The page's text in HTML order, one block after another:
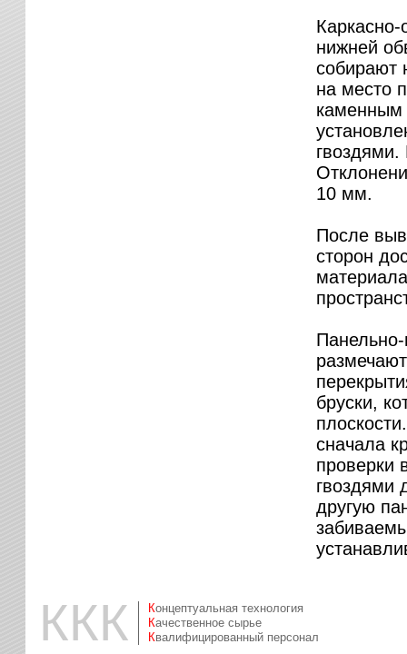
Каркасно-
нижней
собирают
на место
каменным
гвоздями.
10 мм.
После
сторон
бруски,
сначала
проверки
гвоздями
другую
ККК
Концептуальная технология
Качественное сырье
Квалифицированный персонал